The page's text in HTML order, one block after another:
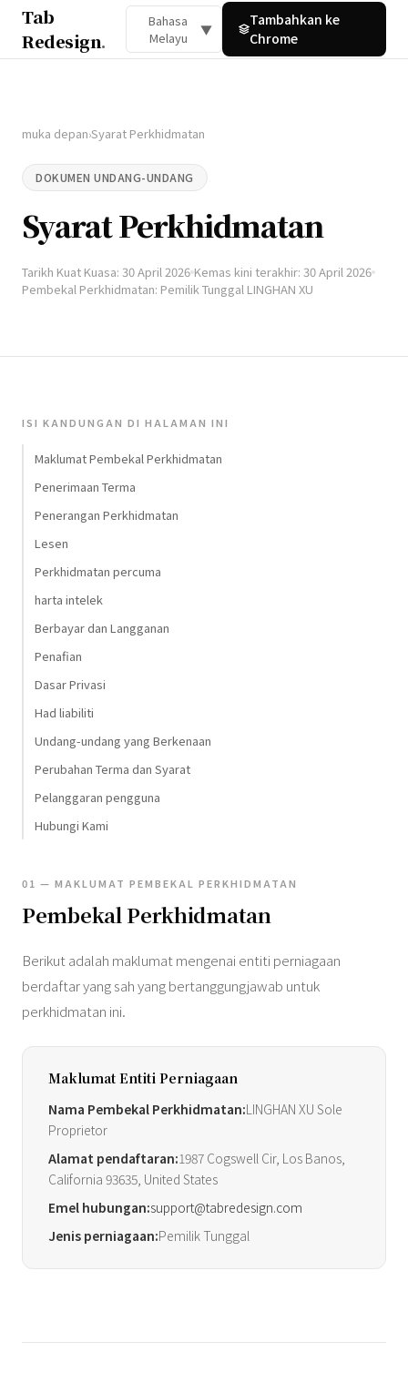
Tab
Redesign.
Bahasa
Melayu
▼
Tambahkan ke
Chrome
muka depan›Syarat Perkhidmatan
DOKUMEN UNDANG-UNDANG
Syarat Perkhidmatan
Tarikh Kuat Kuasa: 30 April 2026 Kemas kini terakhir: 30 April 2026
Pembekal Perkhidmatan: Pemilik Tunggal LINGHAN XU
ISI KANDUNGAN DI HALAMAN INI
Maklumat Pembekal Perkhidmatan
Penerimaan Terma
Penerangan Perkhidmatan
Lesen
Perkhidmatan percuma
harta intelek
Berbayar dan Langganan
Penafian
Dasar Privasi
Had liabiliti
Undang-undang yang Berkenaan
Perubahan Terma dan Syarat
Pelanggaran pengguna
Hubungi Kami
01 — MAKLUMAT PEMBEKAL PERKHIDMATAN
Pembekal Perkhidmatan
Berikut adalah maklumat mengenai entiti perniagaan
berdaftar yang sah yang bertanggungjawab untuk
perkhidmatan ini.
Maklumat Entiti Perniagaan
Nama Pembekal Perkhidmatan:LINGHAN XU Sole
Proprietor
Alamat pendaftaran:1987 Cogswell Cir, Los Banos,
California 93635, United States
Emel hubungan:support@tabredesign.com
Jenis perniagaan:Pemilik Tunggal